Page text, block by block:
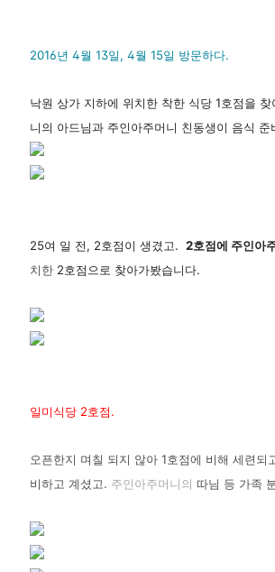
2016년 4월 13일, 4월 15일 방문하다.
낙원 상가 지하에 위치한 착한 식당 1호점을 찾
니의 아드님과 주인아주머니 친동생이 음식
25여 일 전, 2호점이 생겼고. 2호점에 주인아
치한 2호점으로 찾아가봤습니다.
일미식당 2호점.
오픈한지 며칠 되지 않아 1호점에 비해 세련되
비하고 계셨고. 주인아주머니의 따님 등 가족